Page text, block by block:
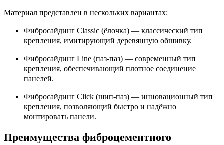
Материал представлен в нескольких вариантах:
Фибросайдинг Classic (ёлочка) — классический тип
крепления, имитирующий деревянную обшивку.
Фибросайдинг Line (паз-паз) — современный тип
крепления, обеспечивающий плотное соединение
панелей.
Фибросайдинг Click (шип-паз) — инновационный тип
крепления, позволяющий быстро и надёжно
монтировать панели.
Преимущества фиброцементного